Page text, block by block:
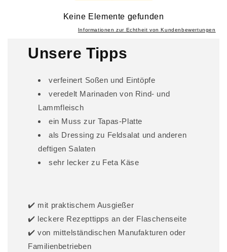
Keine Elemente gefunden
Informationen zur Echtheit von Kundenbewertungen
Unsere Tipps
verfeinert Soßen und Eintöpfe
veredelt Marinaden von Rind- und
Lammfleisch
ein Muss zur Tapas-Platte
als Dressing zu Feldsalat und anderen
deftigen Salaten
sehr lecker zu Feta Käse
✔️ mit praktischem Ausgießer
✔️ leckere Rezepttipps an der Flaschenseite
✔️ von mittelständischen Manufakturen oder
Familienbetrieben